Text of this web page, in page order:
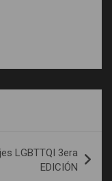
LGBTTQI 3era
EDICIÓN